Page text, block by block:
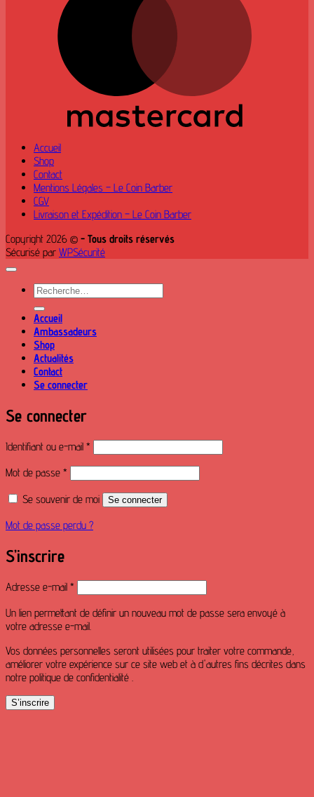
Accueil
Shop
Contact
Mentions Légales – Le Coin Barber
CGV
Livraison et Expédition – Le Coin Barber
Copyright 2026 © - Tous droits réservés
Sécurisé par WPSécurité
Recherche
pour :
Accueil
Ambassadeurs
Shop
Actualités
Contact
Se connecter
Se connecter
Identifiant ou e-mail *
Mot de passe *
Se souvenir de moi Se connecter
Mot de passe perdu ?
S’inscrire
Adresse e-mail *
Un lien permettant de définir un nouveau mot de passe sera envoyé à
votre adresse e-mail.
Vos données personnelles seront utilisées pour traiter votre commande,
améliorer votre expérience sur ce site web et à d'autres fins décrites dans
notre politique de confidentialité .
S’inscrire